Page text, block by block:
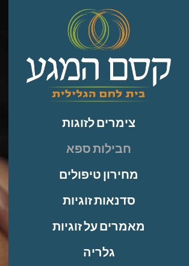
צימרים לזוגות
חבילות ספא
מחירון טיפולים
סדנאות זוגיות
מאמרים על זוגיות
גלריה